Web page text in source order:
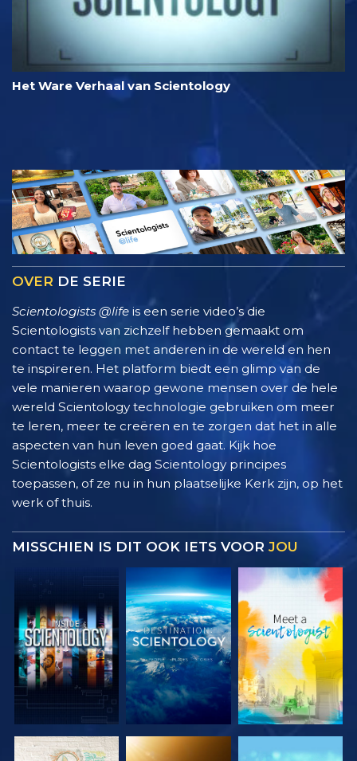
Het Ware Verhaal van Scientology
OVER DE SERIE
Scientologists @life is een serie video’s die
Scientologists van zichzelf hebben gemaakt om
contact te leggen met anderen in de wereld en hen
te inspireren. Het platform biedt een glimp van de
vele manieren waarop gewone mensen over de hele
wereld Scientology technologie gebruiken om meer
te leren, meer te creëren en te zorgen dat het in alle
aspecten van hun leven goed gaat. Kijk hoe
Scientologists elke dag Scientology principes
toepassen, of ze nu in hun plaatselijke Kerk zijn, op het
werk of thuis.
MISSCHIEN IS DIT OOK IETS VOOR JOU